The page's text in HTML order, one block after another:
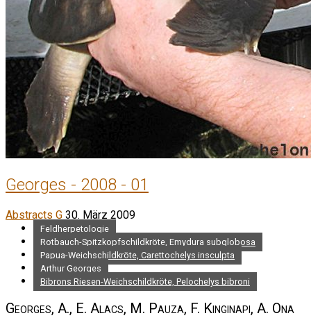
Georges - 2008 - 01
Abstracts G 30. März 2009
Feldherpetologie
Rotbauch-Spitzkopfschildkröte, Emydura subglobosa
Papua-Weichschildkröte, Carettochelys insculpta
Arthur Georges
Bibrons Riesen-Weichschildkröte, Pelochelys bibroni
Georges, A., E. Alacs, M. Pauza, F. Kinginapi, A. Ona